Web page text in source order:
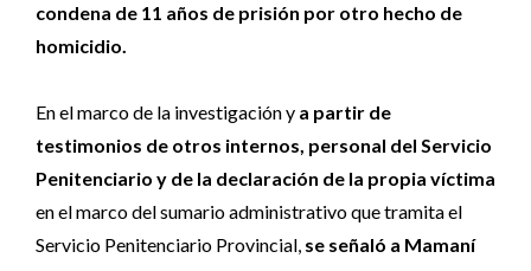
condena de 11 años de prisión por otro hecho de
homicidio.
En el marco de la investigación y a partir de
testimonios de otros internos, personal del Servicio
Penitenciario y de la declaración de la propia víctima
en el marco del sumario administrativo que tramita el
Servicio Penitenciario Provincial, se señaló a Mamaní